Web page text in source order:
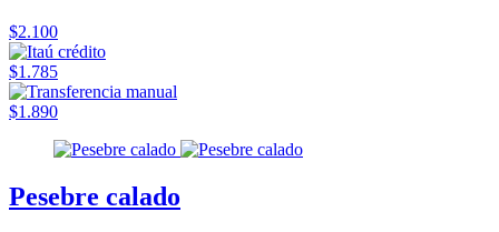
$2.100
$1.785
$1.890
Pesebre calado